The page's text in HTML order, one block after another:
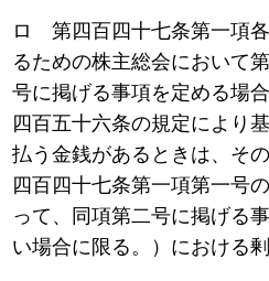
ロ 第四百四十七条第一項
るための株主総会において
号に掲げる事項を定める場
四百五十六条の規定により
払う金銭があるときは、そ
四百四十七条第一項第一号
って、同項第二号に掲げる
い場合に限る。）における